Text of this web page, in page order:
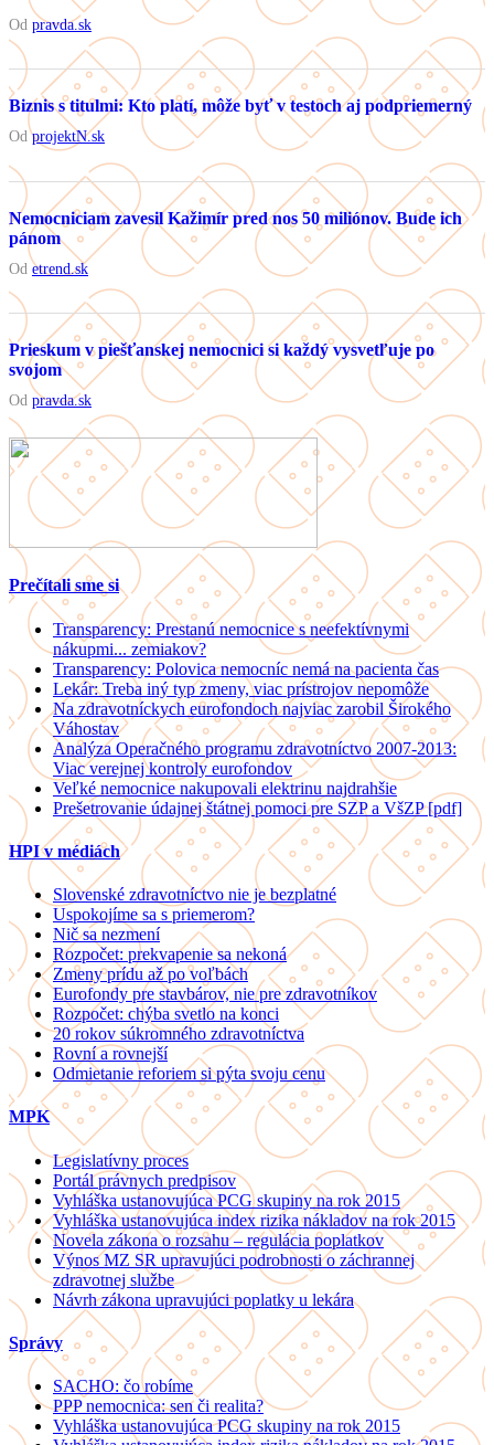
Od pravda.sk
Biznis s titulmi: Kto platí, môže byť v testoch aj podpriemerný
OdprojektN.sk
Nemocniciam zavesil Kažimír pred nos 50 miliónov. Bude ich
pánom
Od etrend.sk
Prieskum v piešťanskej nemocnici si každý vysvetľuje po
svojom
Od pravda.sk
Prečítali sme si
Transparency: Prestanú nemocnice s neefektívnymi
nákupmi... zemiakov?
Transparency: Polovica nemocníc nemá na pacienta čas
Lekár: Treba iný typ zmeny, viac prístrojov nepomôže
Na zdravotníckych eurofondoch najviac zarobil Širokého
Váhostav
Analýza Operačného programu zdravotníctvo 2007-2013:
Viac verejnej kontroly eurofondov
Veľké nemocnice nakupovali elektrinu najdrahšie
Prešetrovanie údajnej štátnej pomoci pre SZP a VšZP [pdf]
HPI v médiách
Slovenské zdravotníctvo nie je bezplatné
Uspokojíme sa s priemerom?
Nič sa nezmení
Rozpočet: prekvapenie sa nekoná
Zmeny prídu až po voľbách
Eurofondy pre stavbárov, nie pre zdravotníkov
Rozpočet: chýba svetlo na konci
20 rokov súkromného zdravotníctva
Rovní a rovnejší
Odmietanie reforiem si pýta svoju cenu
MPK
Legislatívny proces
Portál právnych predpisov
Vyhláška ustanovujúca PCG skupiny na rok 2015
Vyhláška ustanovujúca index rizika nákladov na rok 2015
Novela zákona o rozsahu – regulácia poplatkov
Výnos MZ SR upravujúci podrobnosti o záchrannej
zdravotnej službe
Návrh zákona upravujúci poplatky u lekára
Správy
SACHO: čo robíme
PPP nemocnica: sen či realita?
Vyhláška ustanovujúca PCG skupiny na rok 2015